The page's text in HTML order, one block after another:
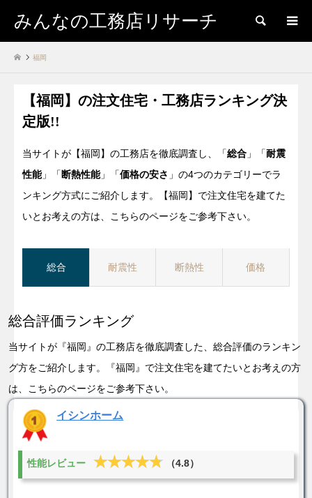
みんなの工務店リサーチ 検索
福岡
【福岡】の注文住宅・工務店ランキング決
定版!!
当サイトが【福岡】の工務店を徹底調査し、「総合 」「耐震
性能」「 断熱性能」「価格の安さ 」の4つのカテゴリーでラ
ンキング方式にご紹介します。【福岡】で注文住宅を建てた
いとお考えの方は、こちらのページをご参考下さい。
総合 耐震性 断熱性 価格
総合評価ランキング
当サイトが『福岡』の工務店を徹底調査した、総合評価のランキン
グ方をご紹介します。『福岡』で注文住宅を建てたいとお考えの方
は、こちらのページをご参考下さい。
イシンホーム
性能レビュー ★★★★★
★★★★★ （4.8）